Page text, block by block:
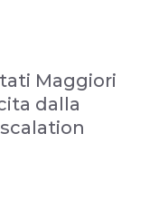
Maggiori
dalla